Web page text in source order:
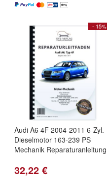
- 15%
Audi A6 4F 2004-2011 6-Zyl.
Dieselmotor 163-239 PS
Mechanik Reparaturanleitung
32,22 €